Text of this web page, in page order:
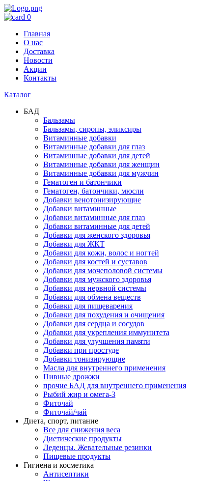
0
Главная
О нас
Доставка
Новости
Акции
Контакты
Каталог
БАД
Бальзамы
Бальзамы, сиропы, эликсиры
Витаминные добавки
Витаминные добавки для глаз
Витаминные добавки для детей
Витаминные добавки для женщин
Витаминные добавки для мужчин
Гематоген и батончики
Гематоген, батончики, мюсли
Добавки венотонизирующие
Добавки витаминные
Добавки витаминные для глаз
Добавки витаминные для детей
Добавки для женского здоровья
Добавки для ЖКТ
Добавки для кожи, волос и ногтей
Добавки для костей и суставов
Добавки для мочеполовой системы
Добавки для мужского здоровья
Добавки для нервной системы
Добавки для обмена веществ
Добавки для пищеварения
Добавки для похудения и очищения
Добавки для сердца и сосудов
Добавки для укрепления иммунитета
Добавки для улучшения памяти
Добавки при простуде
Добавки тонизирующие
Масла для внутреннего применения
Пивные дрожжи
прочие БАД для внутреннего применения
Рыбий жир и омега-3
Фиточай
Фиточай/чай
Диета, спорт, питание
Все для снижения веса
Диетические продукты
Леденцы. Жевательные резинки
Пищевые продукты
Гигиена и косметика
Антисептики